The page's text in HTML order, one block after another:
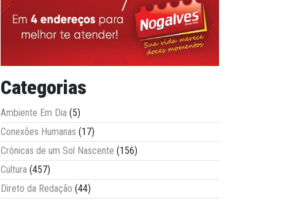
Categorias
Ambiente Em Dia (5)
Conexões Humanas (17)
Crônicas de um Sol Nascente (156)
Cultura (457)
Direto da Redação (44)